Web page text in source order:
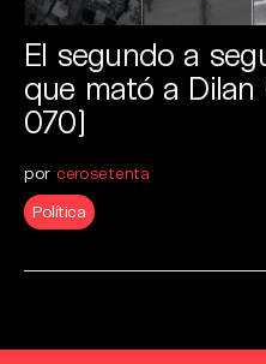
El segundo a
que mató a Dilan
070]
por cerosetenta
Política